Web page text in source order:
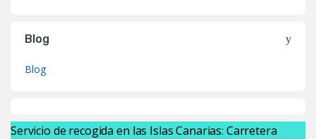
Blog
Blog
Servicio de recogida en las Islas Canarias: Carretera